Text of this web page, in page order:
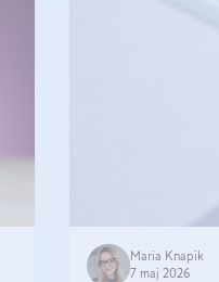
Maria Knapik
7 maj 2026